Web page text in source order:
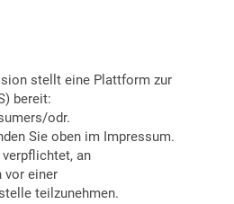
stellt eine Plattform zur
bereit:
odr.
Sie oben im Impressum.
an
vor einer
teilzunehmen.